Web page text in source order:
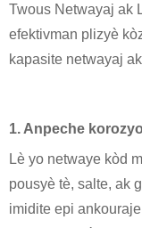
Twous Netwayaj ak
efektivman plizyè
kapasite netwayaj
1. Anpeche
Lè yo netwaye kòd
pousyè tè, salte, ak
imidite epi